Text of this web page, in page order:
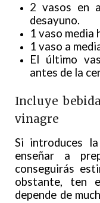
2 vasos en
desayuno.
1 vaso media
1 vaso a
El último
antes de la
Incluye
vinagre
Si introduces
enseñar a
conseguirás
obstante, ten
depende de